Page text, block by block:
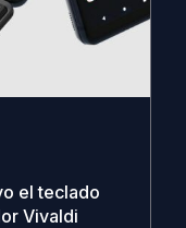
el teclado
Vivaldi